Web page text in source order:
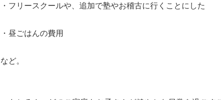
・フリースクールや、追加で塾やお稽古に行くことにした
・昼ごはんの費用
など。